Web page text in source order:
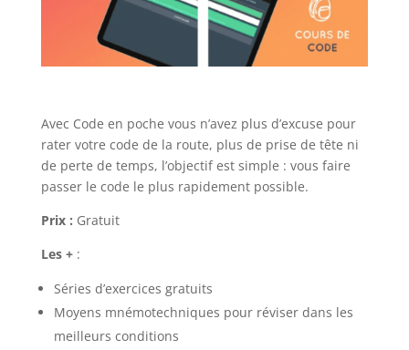
Avec Code en poche vous n’avez plus d’excuse pour
rater votre code de la route, plus de prise de tête ni
de perte de temps, l’objectif est simple : vous faire
passer le code le plus rapidement possible.
Prix : Gratuit
Les +:
Séries d’exercices gratuits
Moyens mnémotechniques pour réviser dans les
meilleurs conditions